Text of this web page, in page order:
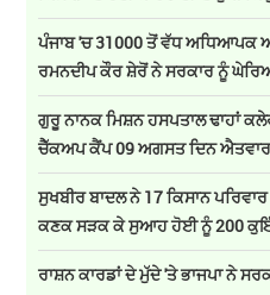
ਪੰਜਾਬ 'ਚ 31000 ਤੋਂ ਵੱਧ ਅਧਿਆਪਕ
ਰਮਨਦੀਪ ਕੌਰ ਸ਼ੇਰੋਂ ਨੇ ਸਰਕਾਰ ਨੂੰ
ਗੁਰੂ ਨਾਨਕ ਮਿਸ਼ਨ ਹਸਪਤਾਲ ਢਾਹਾਂ
ਚੈੱਕਅਪ ਕੈਂਪ 09 ਅਗਸਤ ਦਿਨ
ਸੁਖਬੀਰ ਬਾਦਲ ਨੇ 17 ਕਿਸਾਨ
ਕਣਕ ਸੜਕ ਕੇ ਸੁਆਹ ਹੋਈ ਨੂੰ 200
ਰਾਸ਼ਨ ਕਾਰਡਾਂ ਦੇ ਮੁੱਦੇ 'ਤੇ ਭਾਜਪਾ ਨੇ